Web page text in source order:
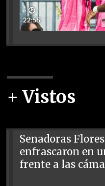
🕑
22:55
+ Vistos
Senadoras
enfrascaron en
frente a las